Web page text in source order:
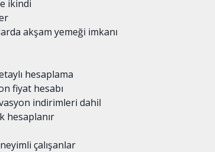
ikindi
akşam yemeği imkanı
hesaplama
fiyat hesabı
indirimleri dahil
hesaplanır
çalışanlar